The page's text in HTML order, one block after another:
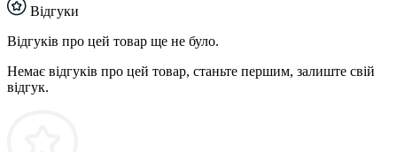
Відгуки
Відгуків про цей товар ще не було.
Немає відгуків про цей товар, станьте першим, залиште свій
відгук.